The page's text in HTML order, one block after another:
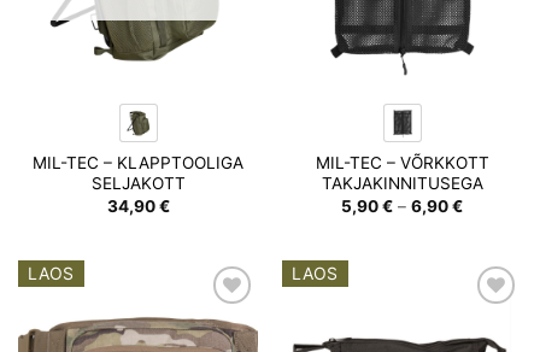
MIL-TEC – KLAPPTOOLIGA
SELJAKOTT
34,90€
MIL-TEC – VÕRKKOTT
TAKJAKINNITUSEGA
5,90€ – 6,90€
LAOS
Add to
wishlist
LAOS
wishlist